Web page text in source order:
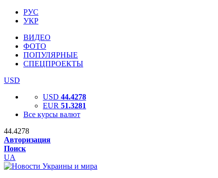
РУС
УКР
ВИДЕО
ФОТО
ПОПУЛЯРНЫЕ
СПЕЦПРОЕКТЫ
USD
USD 44.4278
EUR 51.3281
Все курсы валют
44.4278
Авторизация
Поиск
UA